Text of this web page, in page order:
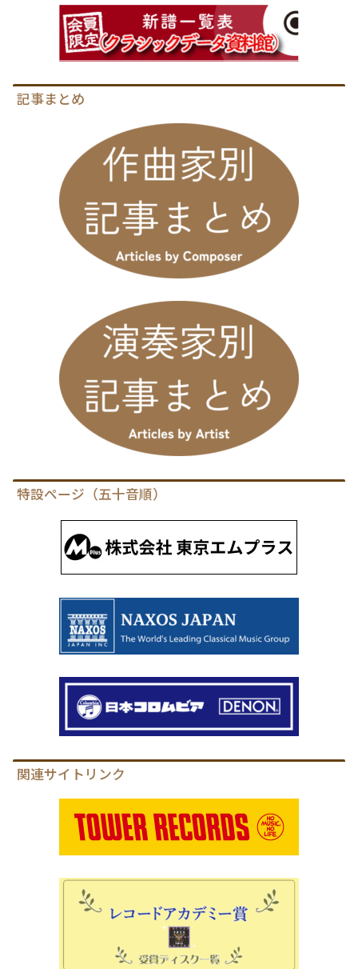
記事まとめ
特設ページ（五十音順）
関連サイトリンク